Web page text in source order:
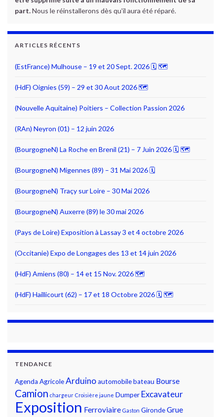
part.Nous le réinstallerons dès qu'il aura été réparé.
ARTICLES RÉCENTS
(EstFrance) Mulhouse – 19 et 20 Sept. 2026 🗓 🗺
(HdF) Oignies (59) – 29 et 30 Aout 2026 🗺
(Nouvelle Aquitaine) Poitiers – Collection Passion 2026
(RAn) Neyron (01) – 12 juin 2026
(BourgogneN) La Roche en Brenil (21) – 7 Juin 2026 🗓 🗺
(BourgogneN) Migennes (89) – 31 Mai 2026 🗓
(BourgogneN) Traçy sur Loire – 30 Mai 2026
(BourgogneN) Auxerre (89) le 30 mai 2026
(Pays de Loire) Exposition à Lassay 3 et 4 octobre 2026
(Occitanie) Expo de Longages des 13 et 14 juin 2026
(HdF) Amiens (80) – 14 et 15 Nov. 2026 🗺
(HdF) Haillicourt (62) – 17 et 18 Octobre 2026 🗓 🗺
TENDANCE
Agenda AgricoleArduinoautomobilebateau Bourse
Camion chargeur Croisière jaune Dumper Excavateur
Exposition Ferroviaire Gaston GirondeGrue